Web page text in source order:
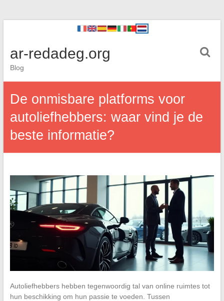
ar-redadeg.org
Blog
De onmisbare platforms voor
autoliefhebbers: waar vind je de
beste informatie?
Autoliefhebbers hebben tegenwoordig tal van online ruimtes tot
hun beschikking om hun passie te voeden. Tussen